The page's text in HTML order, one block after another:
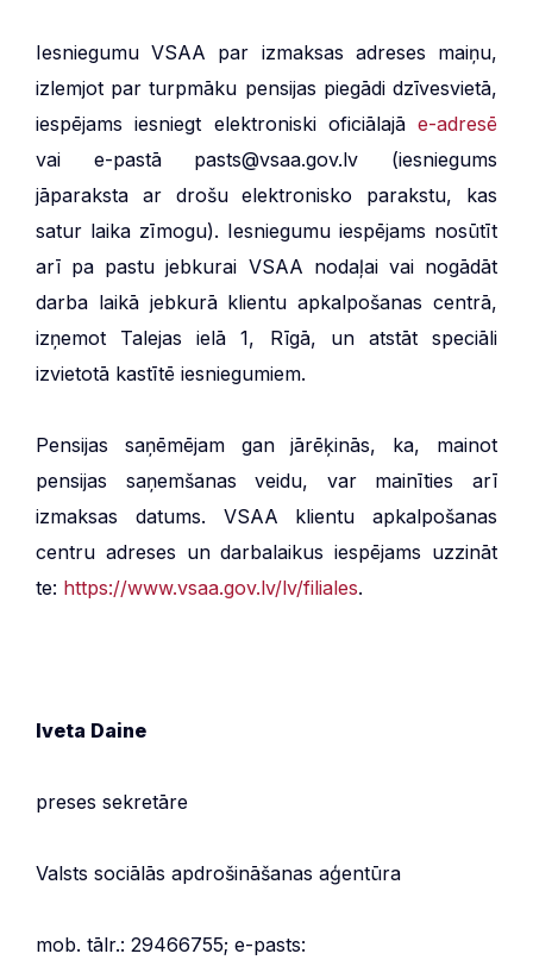
Iesniegumu VSAA par izmaksas adreses maiņu,
izlemjot par turpmāku pensijas piegādi dzīvesvietā,
iespējams iesniegt elektroniski oficiālajā e-adresē
vai e-pastā pasts@vsaa.gov.lv (iesniegums
jāparaksta ar drošu elektronisko parakstu, kas
satur laika zīmogu). Iesniegumu iespējams nosūtīt
arī pa pastu jebkurai VSAA nodaļai vai nogādāt
darba laikā jebkurā klientu apkalpošanas centrā,
izņemot Talejas ielā 1, Rīgā, un atstāt speciāli
izvietotā kastītē iesniegumiem.
Pensijas saņēmējam gan jārēķinās, ka, mainot
pensijas saņemšanas veidu, var mainīties arī
izmaksas datums. VSAA klientu apkalpošanas
centru adreses un darbalaikus iespējams uzzināt
te: https://www.vsaa.gov.lv/lv/filiales.
Iveta Daine
preses sekretāre
Valsts sociālās apdrošināšanas aģentūra
mob. tālr.: 29466755; e-pasts: